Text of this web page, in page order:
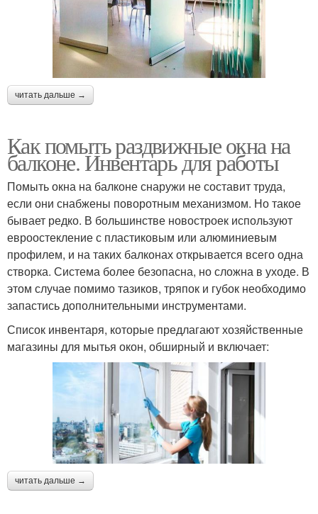
читать дальше →
Как помыть раздвижные окна на
балконе. Инвентарь для работы
Помыть окна на балконе снаружи не составит труда,
если они снабжены поворотным механизмом. Но такое
бывает редко. В большинстве новостроек используют
евроостекление с пластиковым или алюминиевым
профилем, и на таких балконах открывается всего одна
створка. Система более безопасна, но сложна в уходе. В
этом случае помимо тазиков, тряпок и губок необходимо
запастись дополнительными инструментами.
Список инвентаря, которые предлагают хозяйственные
магазины для мытья окон, обширный и включает:
читать дальше →